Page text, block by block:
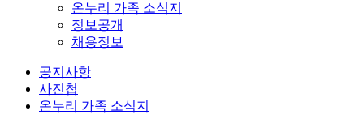
온누리 가족 소식지
정보공개
채용정보
공지사항
사진첩
온누리 가족 소식지